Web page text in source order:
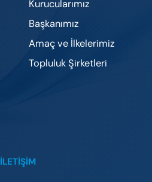
Kurucularımız
Başkanımız
Amaç ve İlkelerimiz
Topluluk Şirketleri
İLETIŞIM